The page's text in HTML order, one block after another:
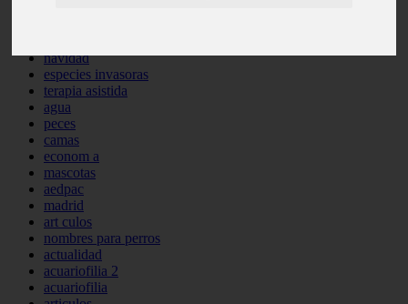
navidad
especies invasoras
terapia asistida
agua
peces
camas
econom a
mascotas
aedpac
madrid
art culos
nombres para perros
actualidad
acuariofilia 2
acuariofilia